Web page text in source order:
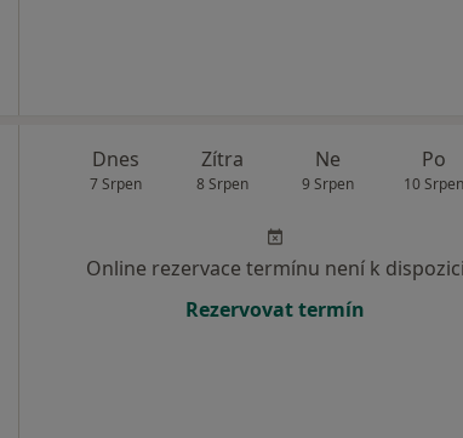
Dnes
7 Srpen
Zítra
8 Srpen
Ne
9 Srpen
Po
10 Srpen
Online rezervace termínu není k dispozici
Rezervovat termín